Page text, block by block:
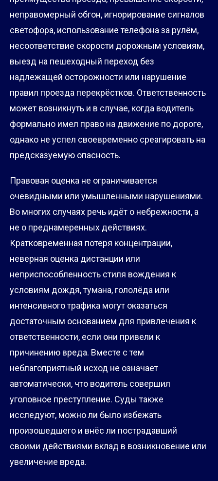
неправомерный обгон, игнорирование сигналов
светофора, использование телефона за рулём,
несоответствие скорости дорожным условиям,
выезд на пешеходный переход без
надлежащей осторожности или нарушение
правил проезда перекрёстков. Ответственность
может возникнуть и в случае, когда водитель
формально имел право на движение по дороге,
однако не успел своевременно среагировать на
предсказуемую опасность.
Правовая оценка не ограничивается
очевидными или умышленными нарушениями.
Во многих случаях речь идёт о небрежности, а
не о преднамеренных действиях.
Кратковременная потеря концентрации,
неверная оценка дистанции или
неприспособленность стиля вождения к
условиям дождя, тумана, гололёда или
интенсивного трафика могут оказаться
достаточным основанием для привлечения к
ответственности, если они привели к
причинению вреда. Вместе с тем
неблагоприятный исход не означает
автоматически, что водитель совершил
уголовное преступление. Суды также
исследуют, можно ли было избежать
произошедшего и внёс ли пострадавший
своими действиями вклад в возникновение или
увеличение вреда.